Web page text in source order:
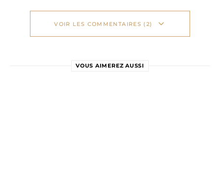
VOIR LES COMMENTAIRES (2)
VOUS AIMEREZ AUSSI